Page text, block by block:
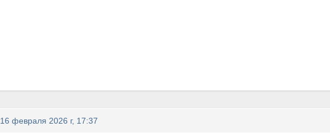
16 февраля 2026 г, 17:37